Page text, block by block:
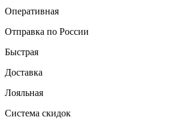
Оперативная
Отправка по России
Быстрая
Доставка
Лояльная
Система скидок